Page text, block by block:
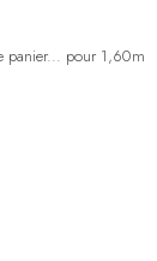
panier... pour 1,60m